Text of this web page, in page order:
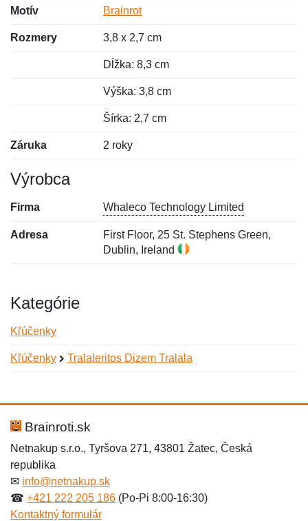
Motív Brainrot
Rozmery 3,8 x 2,7 cm
Dĺžka: 8,3 cm
Výška: 3,8 cm
Šírka: 2,7 cm
Záruka 2 roky
Výrobca
Firma Whaleco Technology Limited
Adresa
First Floor, 25 St. Stephens Green,
Dublin, Ireland
Kategórie
Kľúčenky
Kľúčenky Tralaleritos Dizem Tralala
Hodnotenie:
Meno:*
Meno:
E-mail:*
Brainroti.sk
Netnakup s.r.o., Tyršova 271, 43801 Žatec, Česká
republika
✉ info@netnakup.sk
☎ +421 222 205 186 (Po-Pi 8:00-16:30)
Kontaktný formulár